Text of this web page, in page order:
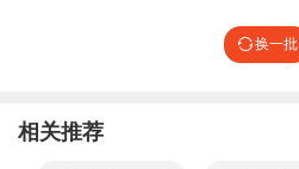
换一批
相关推荐